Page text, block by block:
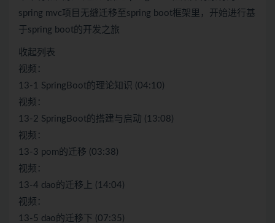
spring mvc项目无缝迁移至spring boot框架里，开始进行基
于spring boot的开发之旅
收起列表
视频：
13-1 SpringBoot的理论知识 (04:10)
视频：
13-2 SpringBoot的搭建与启动 (13:08)
视频：
13-3 pom的迁移 (03:38)
视频：
13-4 dao的迁移上 (14:04)
视频：
13-5 dao的迁移下 (07:35)